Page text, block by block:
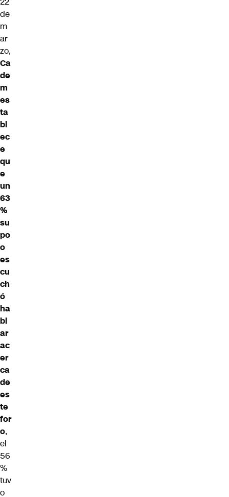
de
m
ar
zo,
Ca
de
m
es
ta
bl
ec
e
qu
e
un
63
%
su
po
o
es
cu
ch
ó
ha
bl
ar
ac
er
ca
de
es
te
for
o,
el
56
%
tuv
o